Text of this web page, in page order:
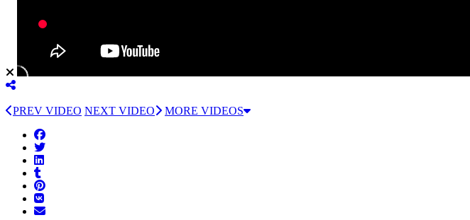
PREV VIDEO NEXT VIDEO MORE VIDEOS